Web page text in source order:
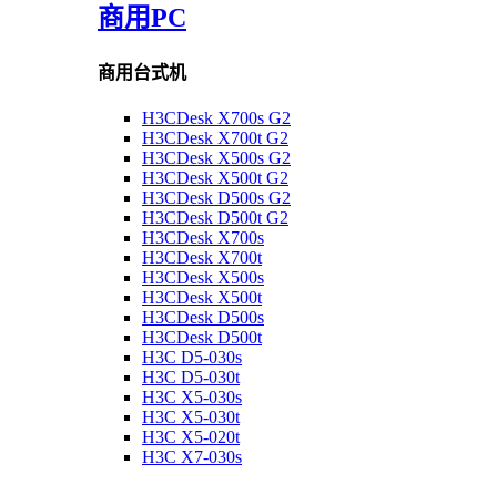
商用PC
商用台式机
H3CDesk X700s G2
H3CDesk X700t G2
H3CDesk X500s G2
H3CDesk X500t G2
H3CDesk D500s G2
H3CDesk D500t G2
H3CDesk X700s
H3CDesk X700t
H3CDesk X500s
H3CDesk X500t
H3CDesk D500s
H3CDesk D500t
H3C D5-030s
H3C D5-030t
H3C X5-030s
H3C X5-030t
H3C X5-020t
H3C X7-030s